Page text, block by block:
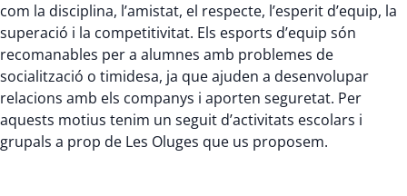
com la disciplina, l’amistat, el respecte, l’esperit d’equip, la
superació i la competitivitat. Els esports d’equip són
recomanables per a alumnes amb problemes de
socialització o timidesa, ja que ajuden a desenvolupar
relacions amb els companys i aporten seguretat. Per
aquests motius tenim un seguit d’activitats escolars i
grupals a prop de Les Oluges que us proposem.